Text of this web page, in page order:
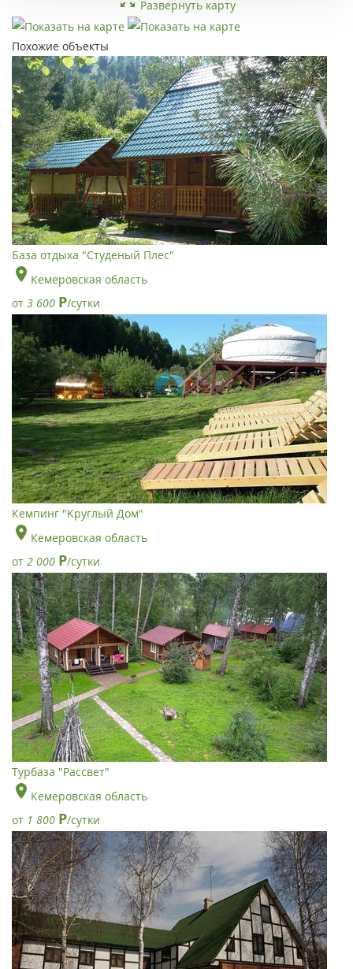
Развернуть карту
Похожие объекты
База отдыха "Студеный Плес"
Кемеровская область
от 3 600 Р/сутки
Кемпинг "Круглый Дом"
Кемеровская область
от 2 000 Р/сутки
Турбаза "Рассвет"
Кемеровская область
от 1 800 Р/сутки